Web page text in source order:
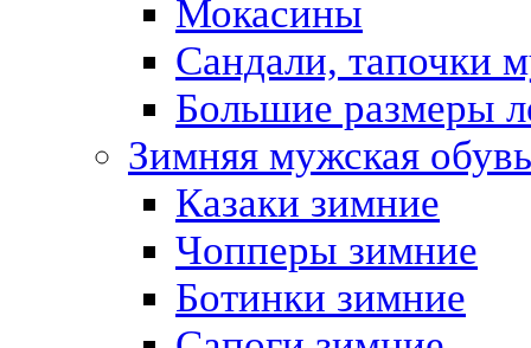
Мокасины
Сандали, тапочки
Большие размеры
Зимняя мужская обувь
Казаки зимние
Чопперы зимние
Ботинки зимние